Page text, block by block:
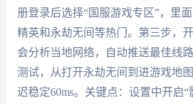
册登录后选择“国服游戏专区”，里
精英和永劫无间等热门。第三步，
会分析当地网络，自动推送最佳线
测试，从打开永劫无间到进游戏地
迟稳定60ms。关键点：设置中开启